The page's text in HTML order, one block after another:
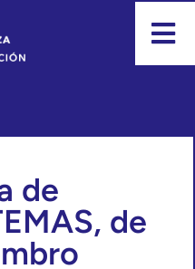
de
de